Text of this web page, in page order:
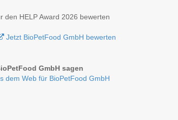
den HELP Award 2026 bewerten
Jetzt BioPetFood GmbH bewerten
GmbH sagen
dem Web für BioPetFood GmbH